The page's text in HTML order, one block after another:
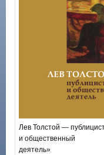
Лев Толстой —
и общественный
деятель»